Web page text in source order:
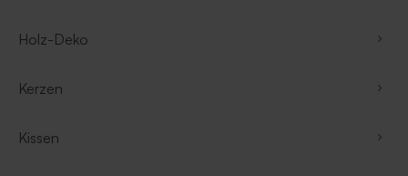
Holz-Deko
Kerzen
Kissen